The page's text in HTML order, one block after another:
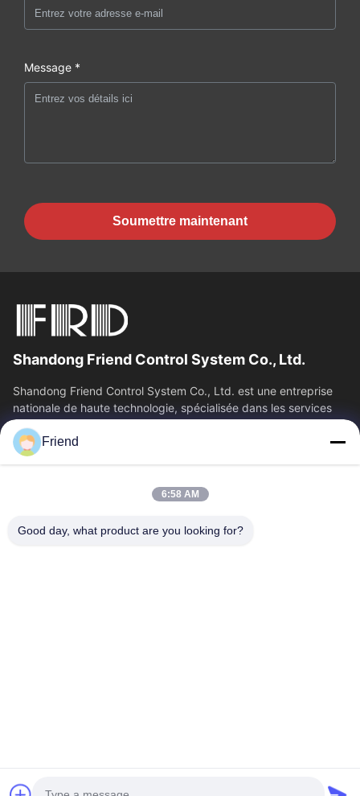
Message *
Soumettre maintenant
Shandong Friend Control System Co., Ltd.
Shandong Friend Control System Co., Ltd. est une entreprise
nationale de haute technologie, spécialisée dans les services
de R&D en...
Liens Rapides
A Propos De Nous
Visite D'usine
Contrôle De La Qualité
Friend
6:58 AM
Good day, what product are you looking for?